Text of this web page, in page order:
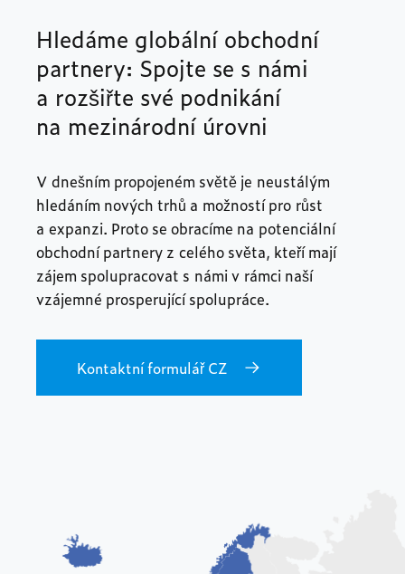
Hledáme globální obchodní
partnery: Spojte se s námi
a rozšiřte své podnikání
na mezinárodní úrovni
V dnešním propojeném světě je neustálým
hledáním nových trhů a možností pro růst
a expanzi. Proto se obracíme na potenciální
obchodní partnery z celého světa, kteří mají
zájem spolupracovat s námi v rámci naší
vzájemné prosperující spolupráce.
Kontaktní formulář CZ